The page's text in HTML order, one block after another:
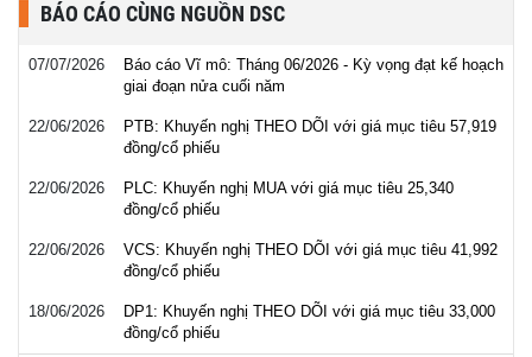
BÁO CÁO CÙNG NGUỒN DSC
07/07/2026
Báo cáo Vĩ mô: Tháng 06/2026 - Kỳ vọng đạt kế hoạch
giai đoạn nửa cuối năm
22/06/2026
PTB: Khuyến nghị THEO DÕI với giá mục tiêu 57,919
đồng/cổ phiếu
22/06/2026
PLC: Khuyến nghị MUA với giá mục tiêu 25,340
đồng/cổ phiếu
22/06/2026
VCS: Khuyến nghị THEO DÕI với giá mục tiêu 41,992
đồng/cổ phiếu
18/06/2026
DP1: Khuyến nghị THEO DÕI với giá mục tiêu 33,000
đồng/cổ phiếu